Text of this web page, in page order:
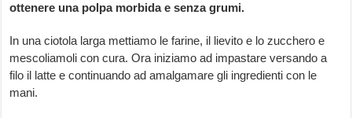
ottenere una polpa morbida e senza grumi.
In una ciotola larga mettiamo le farine, il lievito e lo zucchero e
mescoliamoli con cura. Ora iniziamo ad impastare versando a
filo il latte e continuando ad amalgamare gli ingredienti con le
mani.